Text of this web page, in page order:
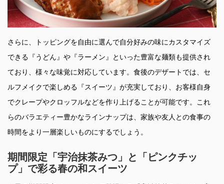
さらに、トッピングを自由に選んで自分好みの味にカスタマイズ
できる『うどん』や『ラーメン』といった豊富な麺類も提供され
ており、様々な味覚に対応しています。食後のデザートでは、セ
ルフメイクで楽しめる『スイーツ』が充実しており、お客様自身
でクレープやクロッフルなどを作り上げることが可能です。これ
らのバラエティー豊かなラインナップは、家族や友人との食事の
時間をより一層楽しいものにするでしょう。
期間限定「宇治抹茶みつ」と「ピンクチッ
プ」で彩る春の和スイーツ